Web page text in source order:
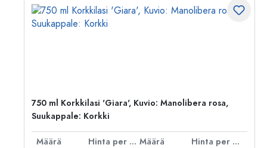
750 ml Korkkilasi 'Giara', Kuvio: Manolibera rosa,
Suukappale: Korkki
Määrä Hinta per kpl Määrä
Hinta per kpl